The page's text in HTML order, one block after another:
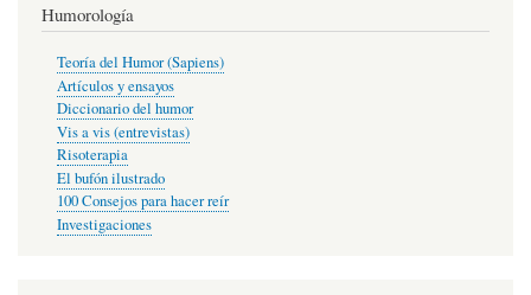
Humorología
Teoría del Humor (Sapiens)
Artículos y ensayos
Diccionario del humor
Vis a vis (entrevistas)
Risoterapia
El bufón ilustrado
100 Consejos para hacer reír
Investigaciones